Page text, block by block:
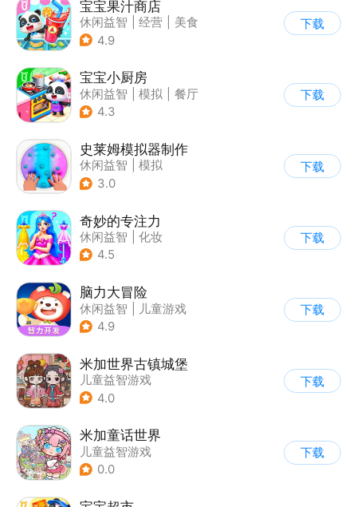
宝宝果汁商店
休闲益智 经营
美食
| 宝宝巴士
4.9
下载
宝宝小厨房
休闲益智 模拟
餐厅
| 宝宝巴士
4.3
下载
史莱姆模拟器制作
休闲益智
模拟
| 史莱姆
3.0
下载
奇妙的专注力
休闲益智
化妆
| 宝宝巴士
4.5
下载
脑力大冒险
休闲益智
儿童游戏
| 卡通
4.9
下载
米加世界古镇城堡
儿童益智游戏
4.0
下载
米加童话世界
儿童益智游戏
0.0
下载